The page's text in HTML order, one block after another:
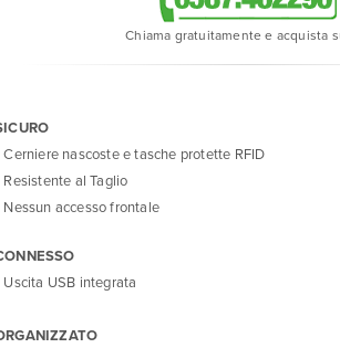
Chiama gratuitamente e acquista
Cerniere nascoste e tasche protette RFID
Resistente al Taglio
Nessun accesso frontale
Uscita USB integrata